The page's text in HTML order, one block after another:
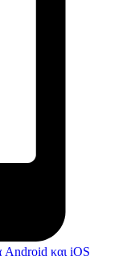
Android και iOS